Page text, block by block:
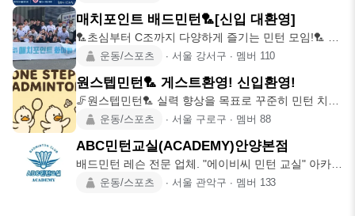
매치포인트 배드민턴🏸[신입 대환영]
🏸초심부터 C조까지 다양하게 즐기는 민턴 모임!🏸 (❗️
입문자 가입 불가
운동/스포츠 ∙ 서울 강서구 ∙ 멤버 110
원스텝민턴🏸 게스트환영! 신입환영!
🦵원스텝민턴🏸 실력 향상을 목표로 꾸준히 민턴 치실
분들을 모집합니다
운동/스포츠 ∙ 서울 구로구 ∙ 멤버 88
ABC민턴교실(ACADEMY)안양본점
배드민턴 레슨 전문 업체. "에이비씨 민턴 교실" 아카데
미 안양 본점에
운동/스포츠 ∙ 서울 관악구 ∙ 멤버 133